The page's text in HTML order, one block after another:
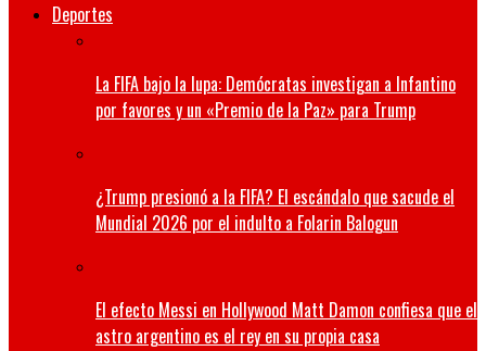
Deportes
La FIFA bajo la lupa: Demócratas investigan a Infantino
por favores y un «Premio de la Paz» para Trump
¿Trump presionó a la FIFA? El escándalo que sacude el
Mundial 2026 por el indulto a Folarin Balogun
El efecto Messi en Hollywood Matt Damon confiesa que el
astro argentino es el rey en su propia casa